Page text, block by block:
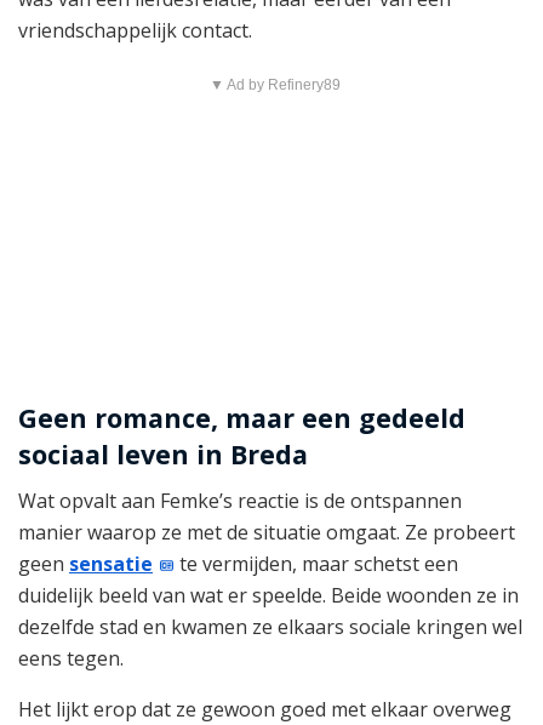
vriendschappelijk contact.
▼ Ad by Refinery89
Geen romance, maar een gedeeld
sociaal leven in Breda
Wat opvalt aan Femke’s reactie is de ontspannen
manier waarop ze met de situatie omgaat. Ze probeert
geen sensatie
te vermijden, maar schetst een
duidelijk beeld van wat er speelde. Beide woonden ze in
dezelfde stad en kwamen ze elkaars sociale kringen wel
eens tegen.
Het lijkt erop dat ze gewoon goed met elkaar overweg